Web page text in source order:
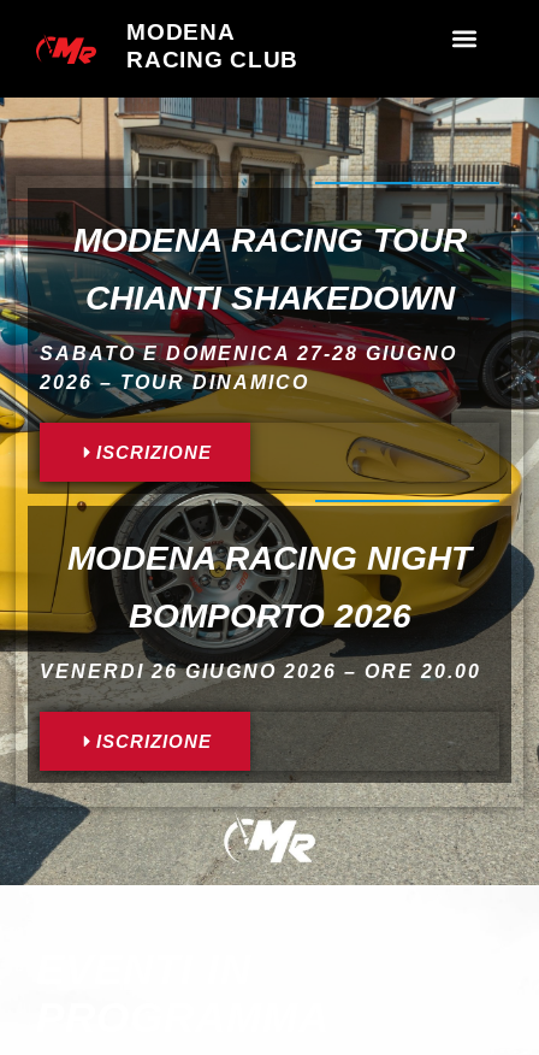
MODENA
RACING CLUB
MODENA RACING TOUR
CHIANTI SHAKEDOWN
SABATO E DOMENICA 27-28 GIUGNO
2026 – TOUR DINAMICO
ISCRIZIONE
MODENA RACING NIGHT
BOMPORTO 2026
VENERDI 26 GIUGNO 2026 – ORE 20.00
ISCRIZIONE